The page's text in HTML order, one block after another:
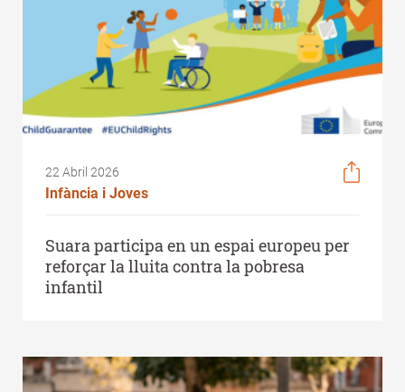
22 Abril 2026
Infància i Joves
Suara participa en un espai europeu per
reforçar la lluita contra la pobresa
infantil